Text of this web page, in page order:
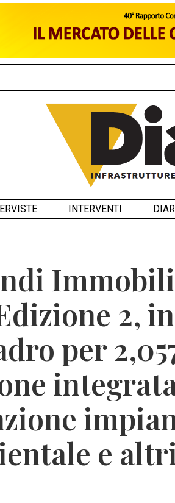
INTERVENTI
2,
per
e